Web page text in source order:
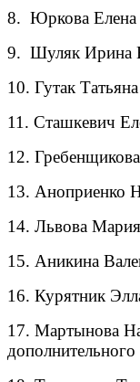
8. Юркова Елена
9. Шуляк Ирина
10. Гутак
11. Сташкевич
12.
13. Аноприенко
14. Львова
15. Аникина
16. Курятник
17. Мартынова